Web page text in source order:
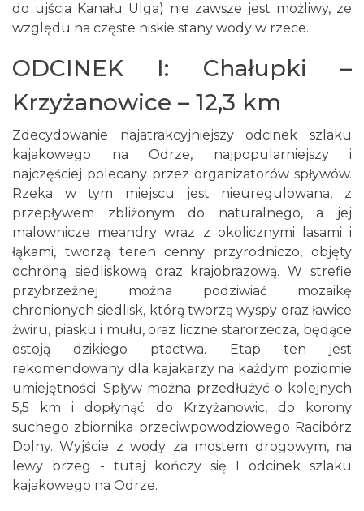
do ujścia Kanału Ulga) nie zawsze jest możliwy, ze
względu na częste niskie stany wody w rzece.
ODCINEK I: Chałupki –
Krzyżanowice – 12,3 km
Zdecydowanie najatrakcyjniejszy odcinek szlaku
kajakowego na Odrze, najpopularniejszy i
najczęściej polecany przez organizatorów spływów.
Rzeka w tym miejscu jest nieuregulowana, z
przepływem zbliżonym do naturalnego, a jej
malownicze meandry wraz z okolicznymi lasami i
łąkami, tworzą teren cenny przyrodniczo, objęty
ochroną siedliskową oraz krajobrazową. W strefie
przybrzeżnej można podziwiać mozaikę
chronionych siedlisk, którą tworzą wyspy oraz ławice
żwiru, piasku i mułu, oraz liczne starorzecza, będące
ostoją dzikiego ptactwa. Etap ten jest
rekomendowany dla kajakarzy na każdym poziomie
umiejętności. Spływ można przedłużyć o kolejnych
5,5 km i dopłynąć do Krzyżanowic, do korony
suchego zbiornika przeciwpowodziowego Racibórz
Dolny. Wyjście z wody za mostem drogowym, na
lewy brzeg - tutaj kończy się I odcinek szlaku
kajakowego na Odrze.